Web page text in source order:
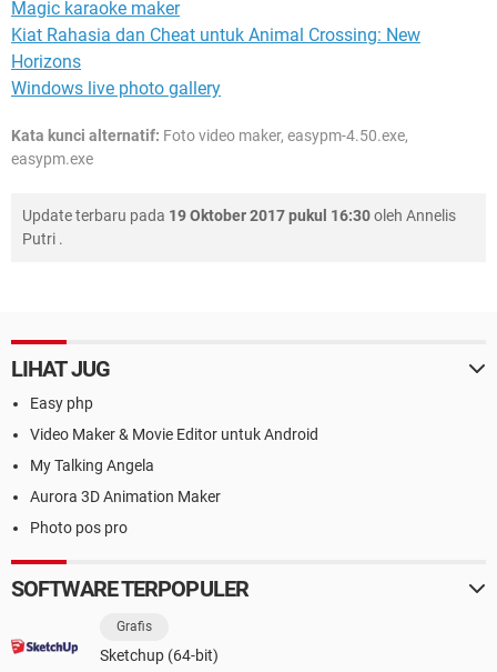
Magic karaoke maker
Kiat Rahasia dan Cheat untuk Animal Crossing: New
Horizons
Windows live photo gallery
Kata kunci alternatif: Foto video maker, easypm-4.50.exe,
easypm.exe
Update terbaru pada 19 Oktober 2017 pukul 16:30oleh Annelis
Putri .
LIHAT JUG
Easy php
Video Maker & Movie Editor untuk Android
My Talking Angela
Aurora 3D Animation Maker
Photo pos pro
SOFTWARE TERPOPULER
Grafis
Sketchup (64-bit)